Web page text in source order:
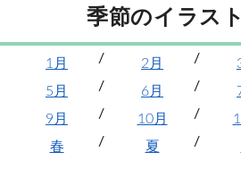
季節のイラス
1月 2月
5月
6月
9月
10月
春
夏